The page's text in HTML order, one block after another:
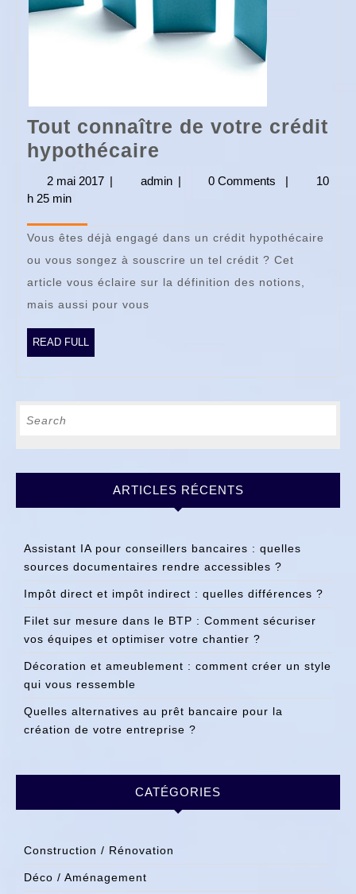
Tout connaître de votre crédit
hypothécaire
connaître
crédit
hypothécaire
2 mai 2017 2| admin admin
| 0 Comments |
10
h 25 min
Vous êtes déjà engagé dans un crédit hypothécaire
ou vous songez à souscrire un tel crédit ? Cet
article vous éclaire sur la définition des notions,
mais aussi pour vous
READ FULL
FULL
ARTICLES RÉCENTS
Assistant IA pour conseillers bancaires : quelles
sources documentaires rendre accessibles ?
Impôt direct et impôt indirect : quelles différences ?
Filet sur mesure dans le BTP : Comment sécuriser
vos équipes et optimiser votre chantier ?
Décoration et ameublement : comment créer un style
qui vous ressemble
Quelles alternatives au prêt bancaire pour la
création de votre entreprise ?
CATÉGORIES
Construction / Rénovation
Déco / Aménagement